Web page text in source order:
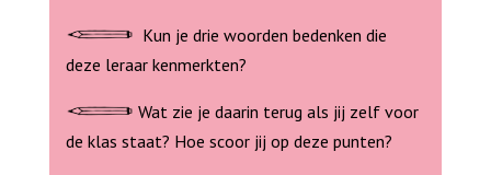
Kun je drie woorden bedenken die
deze leraar kenmerkten?
Wat zie je daarin terug als jij zelf voor
de klas staat? Hoe scoor jij op deze punten?